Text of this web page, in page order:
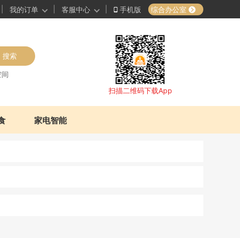
我的订单 客服中心 手机版 综合办公室
搜索
扫描二维码下载App
家电智能